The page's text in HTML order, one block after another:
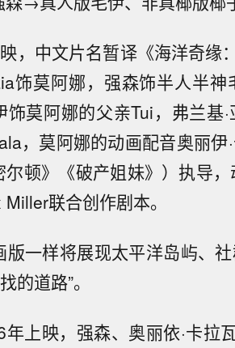
，中文片名暂译《海洋奇缘
饰莫阿娜，强森饰半人半
饰莫阿娜的父亲Tui，弗兰基
，莫阿娜的动画配音奥丽
尔顿》《破产姐妹》）执导
联合创作剧本。
版一样将展现太平洋岛屿、
的道路”。
上映，强森、奥丽依·卡拉